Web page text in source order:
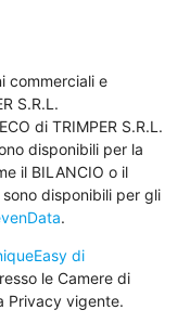
commerciali e
S.R.L.
di TRIMPER S.R.L.
disponibili per la
il BILANCIO o il
sono disponibili per gli
.
di
le Camere di
Privacy vigente.